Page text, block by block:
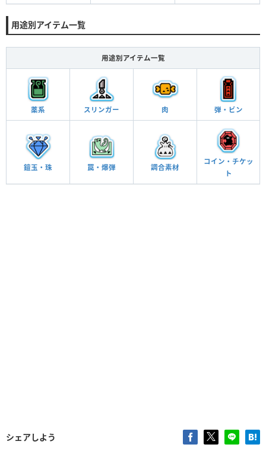
用途別アイテム一覧
用途別アイテム一覧
薬系 スリンガー 肉 弾・ビン
鎧玉・珠 罠・爆弾 調合素材
コイン・チケッ
ト
シェアしよう